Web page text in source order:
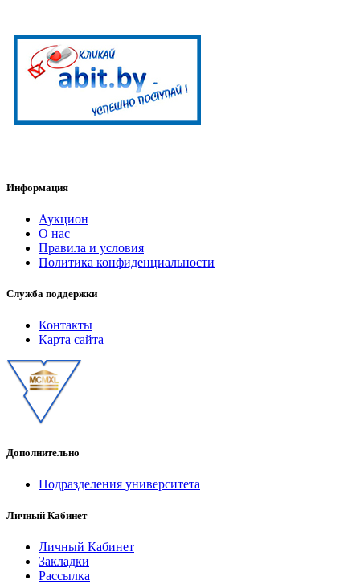
Информация
Аукцион
О нас
Правила и условия
Политика конфиденциальности
Служба поддержки
Контакты
Карта сайта
Дополнительно
Подразделения университета
Личный Кабинет
Личный Кабинет
Закладки
Рассылка